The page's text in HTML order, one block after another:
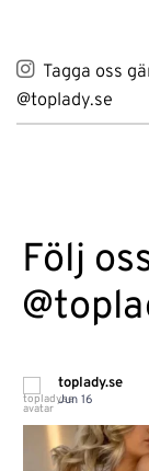
Tagga oss
@toplady.se
Följ
toplady.se
Jun 16